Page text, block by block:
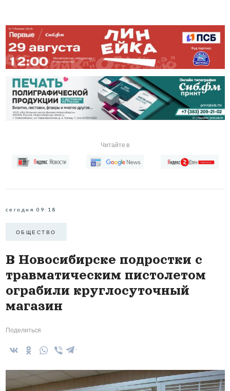
Читайте в
сегодня 09:18
ОБЩЕСТВО
В Новосибирске подростки с
травматическим пистолетом
ограбили круглосуточный
магазин
Поделиться